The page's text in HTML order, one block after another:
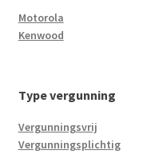
Motorola
Kenwood
Type vergunning
Vergunningsvrij
Vergunningsplichtig